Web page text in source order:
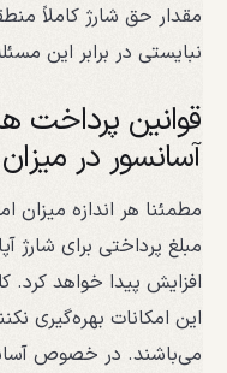
مقدار حق شارژ کاملاً
نبایستی در برابر این
قوانین پرداخت
آسانسور در
مطمئنا هر اندازه میزان
مبلغ پرداختی برای شارژ
افزایش پیدا خواهد کرد.
این امکانات بهره‌گیری
می‌باشند. در خصوص